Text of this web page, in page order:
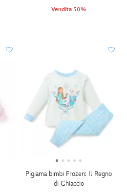
Vendita 50%
Pigiama bimbi Frozen: Il Regno
di Ghiaccio